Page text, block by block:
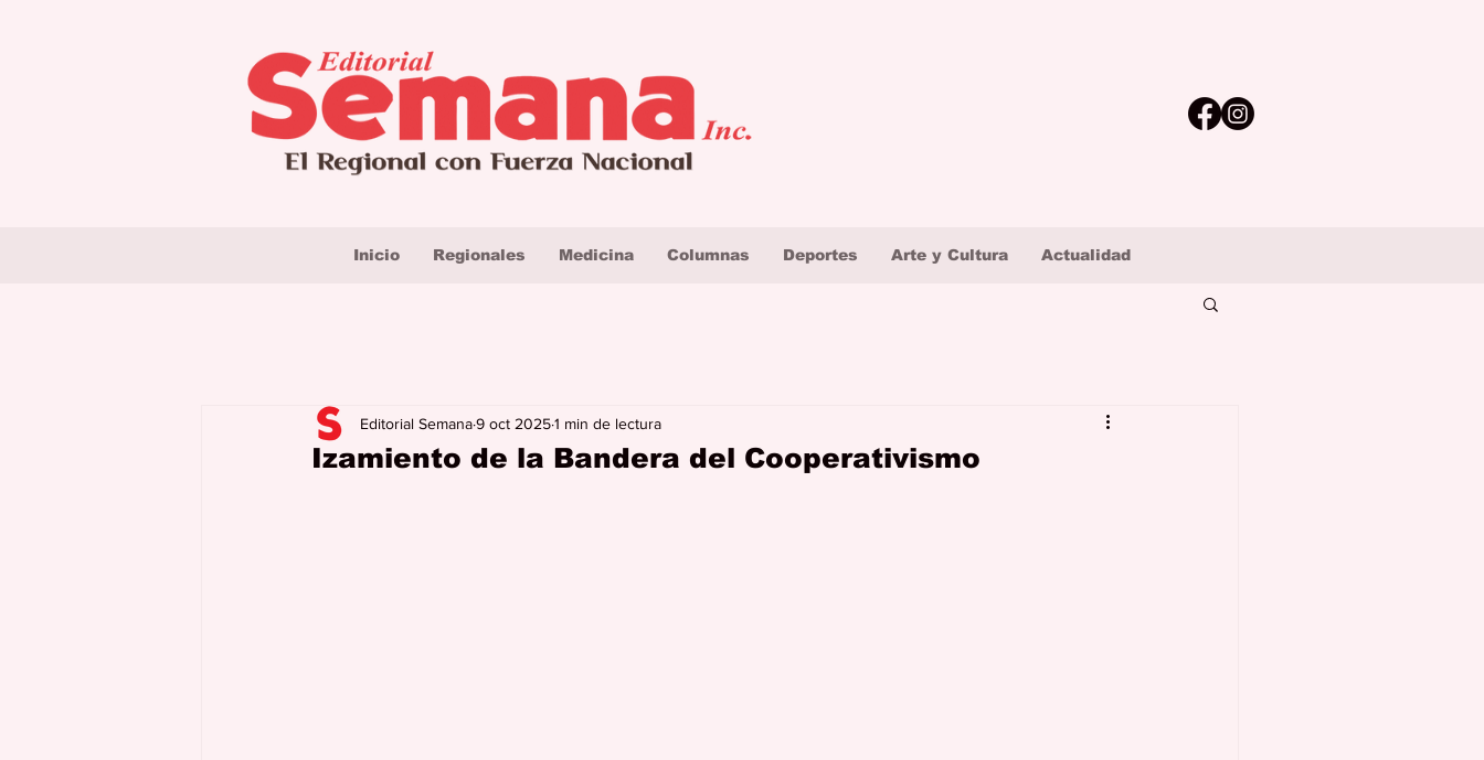
Inicio Regionales Medicina Columnas Deportes Arte y Cultura Actualidad
Izamiento de la Bandera del Cooperativismo
Editorial Semana9 oct 20251 min de lectura